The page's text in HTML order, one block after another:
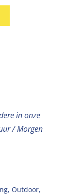
in onze
/ Morgen
, Outdoor,